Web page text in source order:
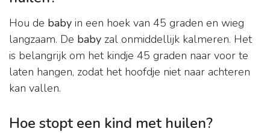
Hou de baby in een hoek van 45 graden en wieg
langzaam. De baby zal onmiddellijk kalmeren. Het
is belangrijk om het kindje 45 graden naar voor te
laten hangen, zodat het hoofdje niet naar achteren
kan vallen.
Hoe stopt een kind met huilen?